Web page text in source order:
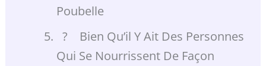
Poubelle
? Bien Qu’il Y Ait Des Personnes
Qui Se Nourrissent De Façon